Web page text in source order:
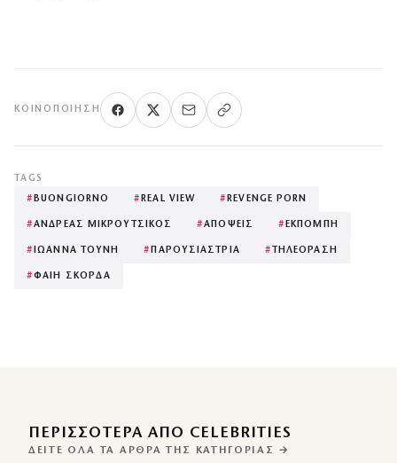
ΚΟΙΝΟΠΟΊΗΣΗ
TAGS
# BUONGIORNO # REAL VIEW # REVENGE PORN
#ΑΝΔΡΕΑΣ ΜΙΚΡΟΥΤΣΙΚΟΣ #ΑΠΟΨΕΙΣ # ΕΚΠΟΜΠΗ
# ΙΩΑΝΝΑ ΤΟΥΝΗ # ΠΑΡΟΥΣΙΑΣΤΡΙΑ # ΤΗΛΕΟΡΑΣΗ
#ΦΑΙΗ ΣΚΟΡΔΑ
ΠΕΡΙΣΣΌΤΕΡΑ ΑΠΌ CELEBRITIES
ΔΕΊΤΕ ΌΛΑ ΤΑ ΆΡΘΡΑ ΤΗΣ ΚΑΤΗΓΟΡΊΑΣ →